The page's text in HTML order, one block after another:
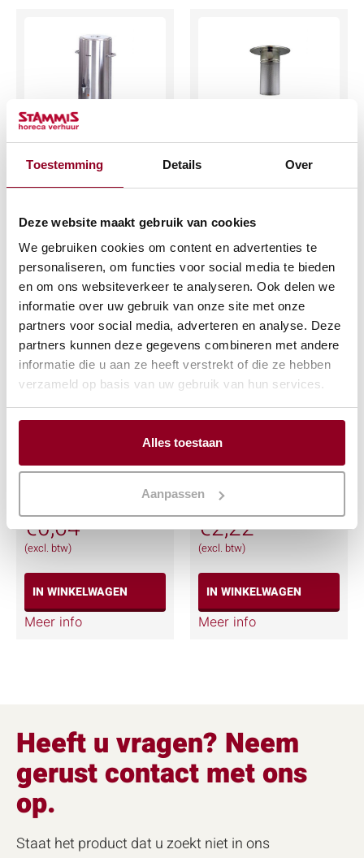
Toestemming Details Over
Deze website maakt gebruik van cookies
We gebruiken cookies om content en advertenties te
personaliseren, om functies voor social media te bieden
en om ons websiteverkeer te analyseren. Ook delen we
informatie over uw gebruik van onze site met onze
partners voor social media, adverteren en analyse. Deze
partners kunnen deze gegevens combineren met andere
informatie die u aan ze heeft verstrekt of die ze hebben
verzameld op basis van uw gebruik van hun services.
Alles toestaan
Aanpassen
Container 20ltr.
geisoleerd
€25,29
(excl. btw)
IN WINKELWAGEN
Meer info
Theezeef (voor
05130)
€2,53
(excl. btw)
IN WINKELWAGEN
Meer info
Koffiekan glas 10
€0,64
(excl. btw)
IN WINKELWAGEN
Meer info
Koffie inschenkkan
RVS 2 ltr.
€2,22
(excl. btw)
IN WINKELWAGEN
Meer info
Heeft u vragen? Neem
gerust contact met ons
op.
Staat het product dat u zoekt niet in ons